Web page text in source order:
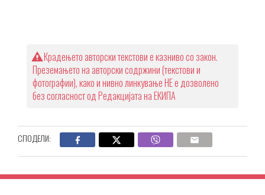
Крадењето авторски текстови е казниво со закон.
Преземањето на авторски содржини (текстови и
фотографии), како и нивно линкување НЕ е дозволено
без согласност од Редакцијата на ЕКИПА
СПОДЕЛИ: